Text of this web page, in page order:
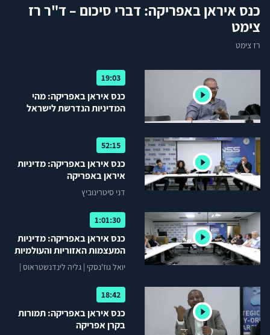
כנס איראן באפריקה: דברי סיכום – ד"ר רז
צימט
רז צימט
19:03
כנס איראן באפריקה: מהי
המדיניות הנדרשת לישראל
52:15
כנס איראן באפריקה: מדיניות
איראן באפריקה
דני סיטרינוביץ
1:01:30
כנס איראן באפריקה: מדיניות
המעצמות האזוריות והעולמיות
ביחס לאפריקה
יואל גוז'נסקי | גליה לינדנשטראוס |
18:42
כנס איראן באפריקה: תמורות
בקרן אפריקה